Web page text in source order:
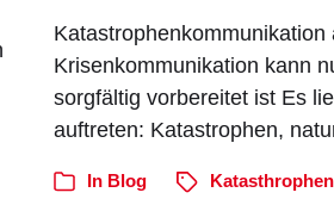
Krisenkommunikation kann
sorgfältig vorbereitet ist Es
auftreten: Katastrophen,
In Blog Katasthrophen